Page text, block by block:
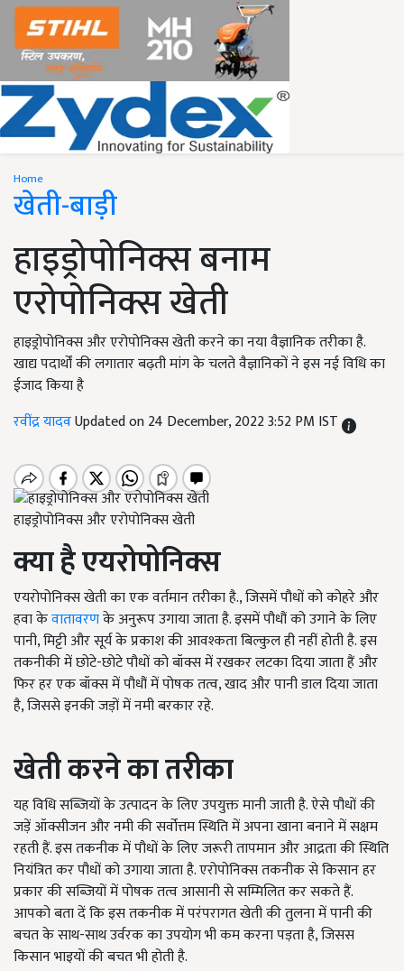
Home
खेती-बाड़ी
हाइड्रोपोनिक्स बनाम
एरोपोनिक्स खेती
हाइड्रोपोनिक्स और एरोपोनिक्स खेती करने का नया वैज्ञानिक तरीका है.
खाद्य पदार्थों की लगातार बढ़ती मांग के चलते वैज्ञानिकों ने इस नई विधि का
ईजाद किया है
रवींद्र यादवUpdated on 24 December, 2022 3:52 PM IST
हाइड्रोपोनिक्स और एरोपोनिक्स खेती
क्या है एयरोपोनिक्स
एयरोपोनिक्स खेती का एक वर्तमान तरीका है., जिसमें पौधों को कोहरे और
हवा केवातावरणके अनुरूप उगाया जाता है. इसमें पौधौं को उगाने के लिए
पानी, मिट्टी और सूर्य के प्रकाश की आवश्कता बिल्कुल ही नहीं होती है. इस
तकनीकी में छोटे-छोटे पौधों को बॉक्स में रखकर लटका दिया जाता हैं और
फिर हर एक बॉक्स में पौधौं में पोषक तत्व, खाद और पानी डाल दिया जाता
है, जिससे इनकी जड़ों में नमी बरकार रहे.
खेती करने का तरीका
यह विधि सब्जियों के उत्पादन के लिए उपयुक्त मानी जाती है. ऐसे पौधों की
जड़ें ऑक्सीजन और नमी की सर्वोत्तम स्थिति में अपना खाना बनाने में सक्षम
रहती हैं. इस तकनीक में पौधों के लिए जरूरी तापमान और आद्रता की स्थिति
नियंत्रित कर पौधों को उगाया जाता है. एरोपोनिक्स तकनीक से किसान हर
प्रकार की सब्जियों में पोषक तत्व आसानी से सम्मिलित कर सकते हैं.
आपको बता दें कि इस तकनीक में परंपरागत खेती की तुलना में पानी की
बचत के साथ-साथ उर्वरक का उपयोग भी कम करना पड़ता है, जिसस
किसान भाइयों की बचत भी होती है.